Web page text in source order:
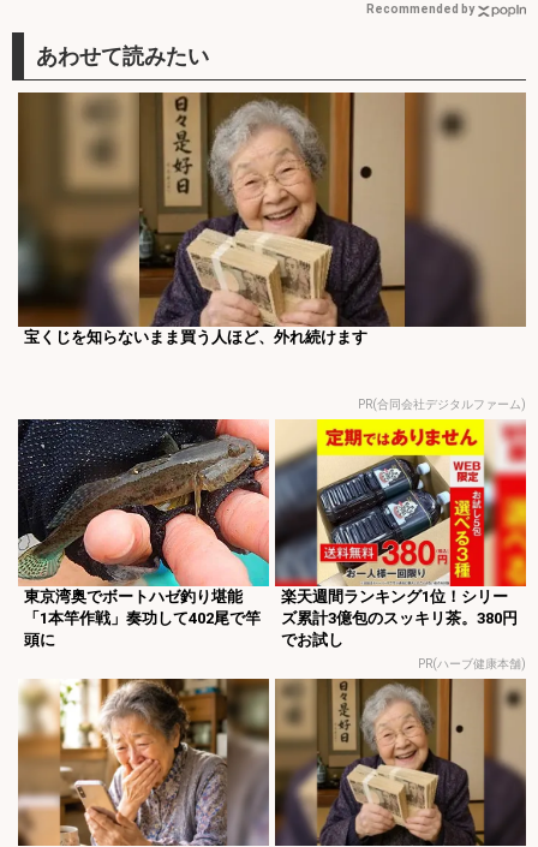
Recommended by
宝くじを知らないまま買う人ほど、外れ続けます
PR(合同会社デジタルファーム)
東京湾奥でボートハゼ釣り堪能
「1本竿作戦」奏功して402尾で竿
頭に
楽天週間ランキング1位！シリー
ズ累計3億包のスッキリ茶。380円
でお試し
PR(ハーブ健康本舗)